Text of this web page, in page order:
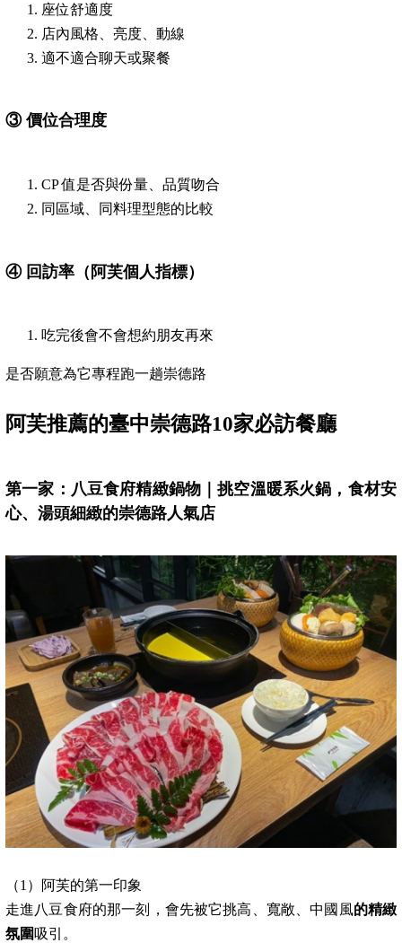
座位舒適度
店內風格、亮度、動線
適不適合聊天或聚餐
③ 價位合理度
CP 值是否與份量、品質吻合
同區域、同料理型態的比較
④ 回訪率（阿芙個人指標）
吃完後會不會想約朋友再來
是否願意為它專程跑一趟崇德路
阿芙推薦的臺中崇德路10家必訪餐廳
第一家：八豆食府精緻鍋物｜挑空溫暖系火鍋，食材安
心、湯頭細緻的崇德路人氣店
（1）阿芙的第一印象
走進八豆食府的那一刻，會先被它挑高、寬敞、中國風的精緻
氛圍吸引。